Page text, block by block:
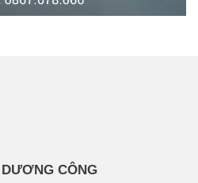
CÔNG